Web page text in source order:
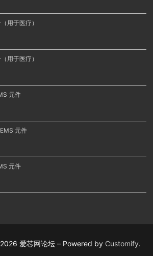
用于医疗）
用于医疗）
元件
元件
元件
爱芯网论坛 – Powered by Customify.